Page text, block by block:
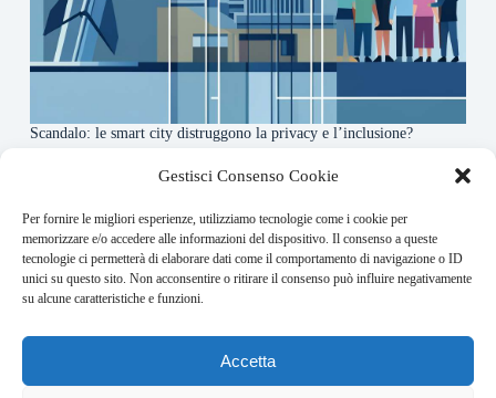
Gestisci Consenso Cookie
Per fornire le migliori esperienze, utilizziamo tecnologie come i cookie per
memorizzare e/o accedere alle informazioni del dispositivo. Il consenso a queste
tecnologie ci permetterà di elaborare dati come il comportamento di navigazione o ID
unici su questo sito. Non acconsentire o ritirare il consenso può influire negativamente
su alcune caratteristiche e funzioni.
Accetta
Scandalo: le smart city distruggono la privacy e l’inclusione?
About this website
Orbitare ogni giorno trova per te le notizie più rilevanti in
ambito space economy.
Address:
VIA USODIMARE 3 - 37138 - VERONA (VR)